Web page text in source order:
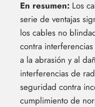
En resumen: Los
serie de ventajas
los cables no
contra
a la abrasión y al
interferencias de
seguridad contra
cumplimiento de